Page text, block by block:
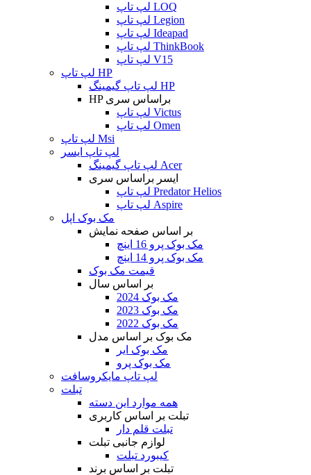
لپ تاپ LOQ
لپ تاپ Legion
لپ تاپ Ideapad
لپ تاپ ThinkBook
لپ تاپ V15
لپ تاپ HP
لپ تاپ گیمینگ HP
HP براساس سری
لپ تاپ Victus
لپ تاپ Omen
لپ تاپ Msi
لپ تاپ ایسر
لپ تاپ گیمینگ Acer
ایسر براساس سری
لپ تاپ Predator Helios
لپ تاپ Aspire
مک بوک اپل
بر اساس صفحه نمایش
مک بوک پرو 16 اینچ
مک بوک پرو 14 اینچ
قیمت مک بوک
بر اساس سال
مک بوک 2024
مک بوک 2023
مک بوک 2022
مک بوک بر اساس مدل
مک بوک ایر
مک بوک پرو
لپ تاپ مایکروسافت
تبلت
همه موارد این دسته
تبلت بر اساس کاربری
تبلت قلم دار
لوازم جانبی تبلت
کیبورد تبلت
تبلت بر اساس برند